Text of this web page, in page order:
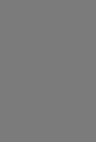
de Clervaux,
permettent la
les sentiers de
Ettelbruck,
proche de toutes les